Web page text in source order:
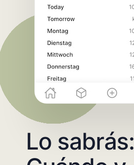
Lo sabrás: